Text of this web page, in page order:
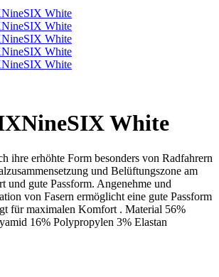
White
ihre erhöhte Form besonders von Radfahrern
und Belüftungszone am
und gute Passform. Angenehme und
von Fasern ermöglicht eine gute Passform
für maximalen Komfort . Material 56%
16% Polypropylen 3% Elastan